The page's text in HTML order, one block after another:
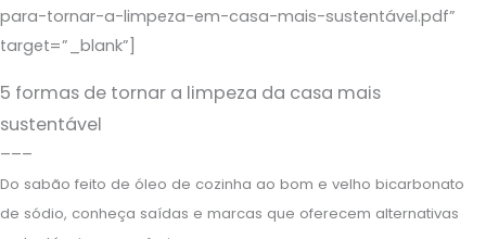
para-tornar-a-limpeza-em-casa-mais-sustentável.pdf”
target=”_blank”]
5 formas de tornar a limpeza da casa mais
sustentável
–––
Do sabão feito de óleo de cozinha ao bom e velho bicarbonato
de sódio, conheça saídas e marcas que oferecem alternativas